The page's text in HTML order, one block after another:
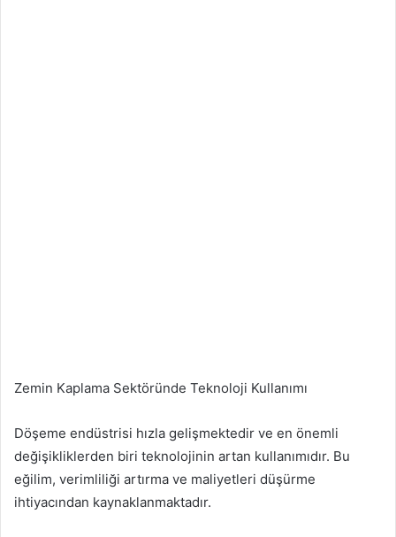
Zemin Kaplama Sektöründe Teknoloji Kullanımı
Döşeme endüstrisi hızla gelişmektedir ve en önemli
değişikliklerden biri teknolojinin artan kullanımıdır. Bu
eğilim, verimliliği artırma ve maliyetleri düşürme
ihtiyacından kaynaklanmaktadır.